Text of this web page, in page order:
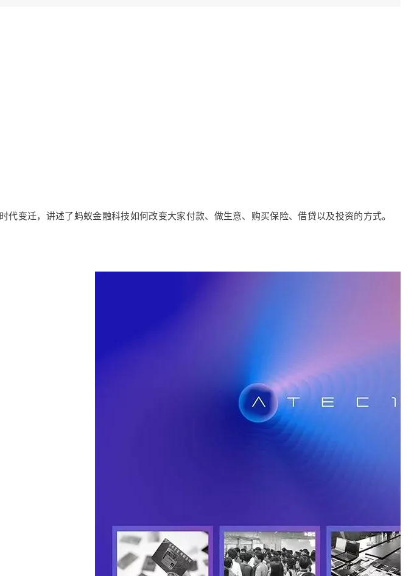
变迁，讲述了蚂蚁金融科技如何改变大家付款、做生意、购买保险、借贷以及投资的方式。